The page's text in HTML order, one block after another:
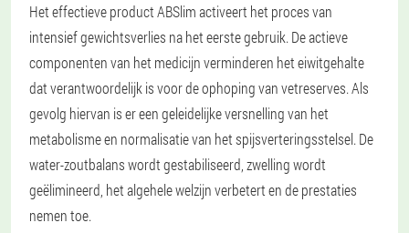
Het effectieve product ABSlim activeert het proces van
intensief gewichtsverlies na het eerste gebruik. De actieve
componenten van het medicijn verminderen het eiwitgehalte
dat verantwoordelijk is voor de ophoping van vetreserves. Als
gevolg hiervan is er een geleidelijke versnelling van het
metabolisme en normalisatie van het spijsverteringsstelsel. De
water-zoutbalans wordt gestabiliseerd, zwelling wordt
geëlimineerd, het algehele welzijn verbetert en de prestaties
nemen toe.